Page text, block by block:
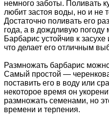
немного заботы. Поливать
любит застоя воды, но и не
Достаточно поливать его
года, а в дождливую погоду
Барбарис устойчив к засухе
что делает его отличным
Размножать барбарис
Самый простой —
поставить его в воду или
некоторое время он
размножать семенами, но
времени и терпения.